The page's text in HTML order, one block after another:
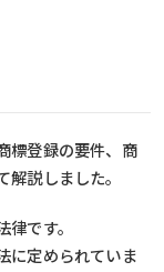
標登録の要件、商
説しました。
です。
に定められていま